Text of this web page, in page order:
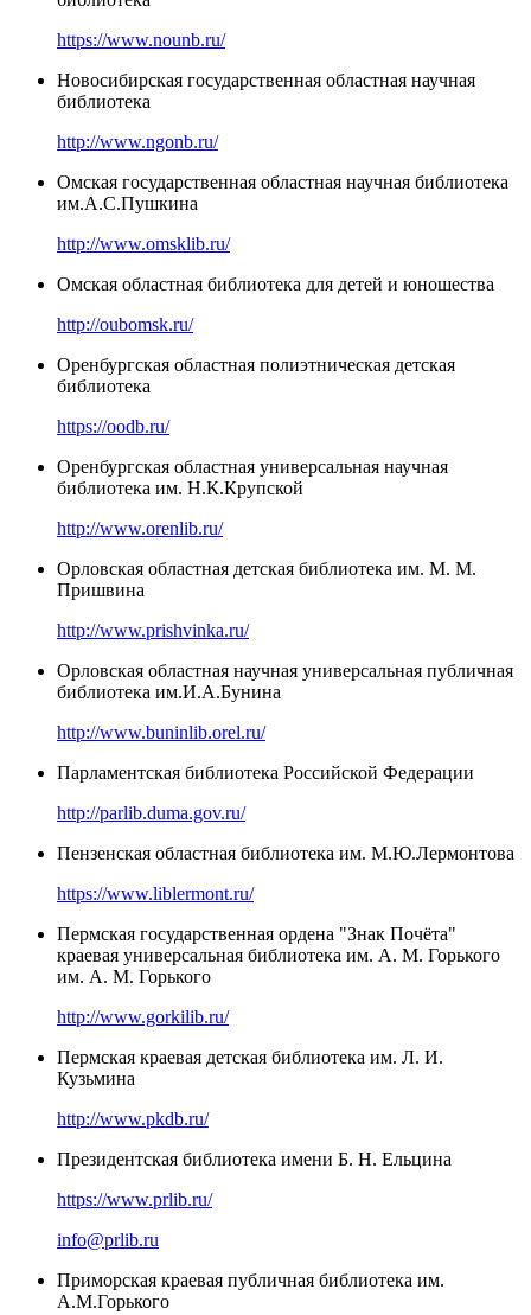
https://www.nounb.ru/
Новосибирская государственная областная научная
библиотека
http://www.ngonb.ru/
Омская государственная областная научная библиотека
им.А.С.Пушкина
http://www.omsklib.ru/
Омская областная библиотека для детей и юношества
http://oubomsk.ru/
Оренбургская областная полиэтническая детская
библиотека
https://oodb.ru/
Оренбургская областная универсальная научная
библиотека им. Н.К.Крупской
http://www.orenlib.ru/
Орловская областная детская библиотека им. М. М.
Пришвина
http://www.prishvinka.ru/
Орловская областная научная универсальная публичная
библиотека им.И.А.Бунина
http://www.buninlib.orel.ru/
Парламентская библиотека Российской Федерации
http://parlib.duma.gov.ru/
Пензенская областная библиотека им. М.Ю.Лермонтова
https://www.liblermont.ru/
Пермская государственная ордена "Знак Почёта"
краевая универсальная библиотека им. А. М. Горького
им. А. М. Горького
http://www.gorkilib.ru/
Пермская краевая детская библиотека им. Л. И.
Кузьмина
http://www.pkdb.ru/
Президентская библиотека имени Б. Н. Ельцина
https://www.prlib.ru/
info@prlib.ru
Приморская краевая публичная библиотека им.
А.М.Горького